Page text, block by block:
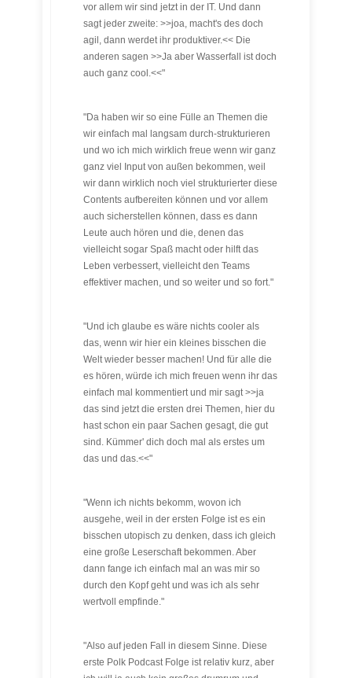
vor allem wir sind jetzt in der IT. Und dann
sagt jeder zweite: >>joa, macht's des doch
agil, dann werdet ihr produktiver.<< Die
anderen sagen >>Ja aber Wasserfall ist doch
auch ganz cool.<<"
"Da haben wir so eine Fülle an Themen die
wir einfach mal langsam durch-strukturieren
und wo ich mich wirklich freue wenn wir ganz
ganz viel Input von außen bekommen, weil
wir dann wirklich noch viel strukturierter diese
Contents aufbereiten können und vor allem
auch sicherstellen können, dass es dann
Leute auch hören und die, denen das
vielleicht sogar Spaß macht oder hilft das
Leben verbessert, vielleicht den Teams
effektiver machen, und so weiter und so fort."
"Und ich glaube es wäre nichts cooler als
das, wenn wir hier ein kleines bisschen die
Welt wieder besser machen! Und für alle die
es hören, würde ich mich freuen wenn ihr das
einfach mal kommentiert und mir sagt >>ja
das sind jetzt die ersten drei Themen, hier du
hast schon ein paar Sachen gesagt, die gut
sind. Kümmer' dich doch mal als erstes um
das und das.<<"
"Wenn ich nichts bekomm, wovon ich
ausgehe, weil in der ersten Folge ist es ein
bisschen utopisch zu denken, dass ich gleich
eine große Leserschaft bekommen. Aber
dann fange ich einfach mal an was mir so
durch den Kopf geht und was ich als sehr
wertvoll empfinde."
"Also auf jeden Fall in diesem Sinne. Diese
erste Polk Podcast Folge ist relativ kurz, aber